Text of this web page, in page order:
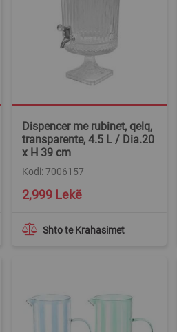
Dispencer me rubinet, qelq,
transparente, 4.5 L / Dia.20
x H 39 cm
Kodi: 7006157
Shto te Krahasimet
2,999 Lekë